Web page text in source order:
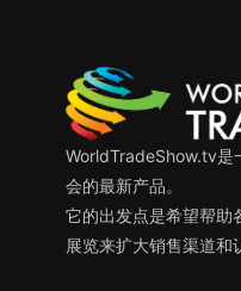
WorldTradeShow.tv是
会的最新产品。
它的出发点是希望帮助
展览来扩大销售渠道和